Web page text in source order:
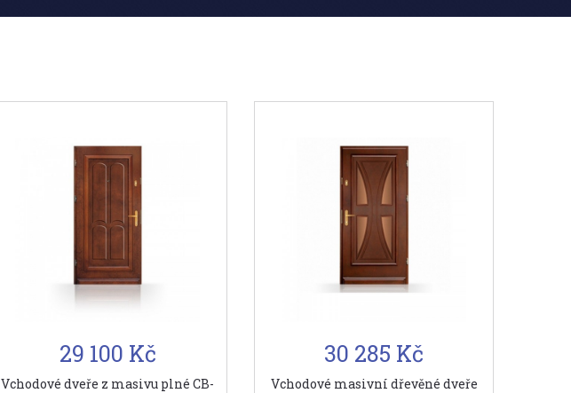
29 100 Kč
Vchodové dveře z masivu plné CB-
30 285 Kč
Vchodové masivní dřevěné dveře